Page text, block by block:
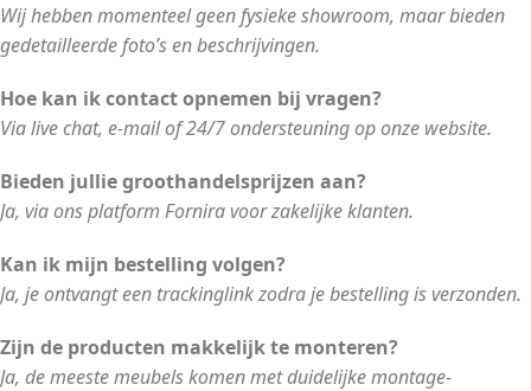
Wij hebben momenteel geen fysieke showroom, maar bieden
gedetailleerde foto’s en beschrijvingen.
Hoe kan ik contact opnemen bij vragen?
Via live chat, e-mail of 24/7 ondersteuning op onze website.
Bieden jullie groothandelsprijzen aan?
Ja, via ons platform Fornira voor zakelijke klanten.
Kan ik mijn bestelling volgen?
Ja, je ontvangt een trackinglink zodra je bestelling is verzonden.
Zijn de producten makkelijk te monteren?
Ja, de meeste meubels komen met duidelijke montage-